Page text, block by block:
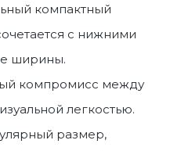
компактный
с нижними
ширины.
компромисс между
легкостью.
размер,